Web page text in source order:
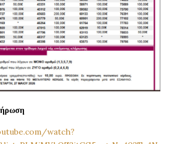
watch?